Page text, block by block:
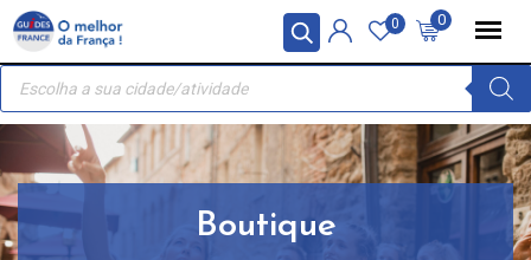
Painel de Gerenciamento de Cookies
Skip
content
0
0
Recherche
produits
Boutique